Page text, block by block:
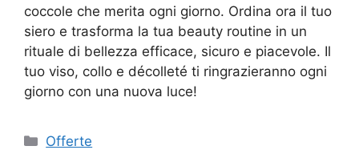
coccole che merita ogni giorno. Ordina ora il tuo
siero e trasforma la tua beauty routine in un
rituale di bellezza efficace, sicuro e piacevole. Il
tuo viso, collo e décolleté ti ringrazieranno ogni
giorno con una nuova luce!
Categorie
Offerte